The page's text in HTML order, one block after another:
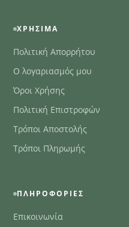
ΧΡΉΣΙΜΑ
Πολιτική Απορρήτου
Ο λογαριασμός μου
Όροι Χρήσης
Πολιτική Επιστροφών
Τρόποι Αποστολής
Τρόποι Πληρωμής
ΠΛΗΡΟΦΟΡΊΕΣ
Επικοινωνία